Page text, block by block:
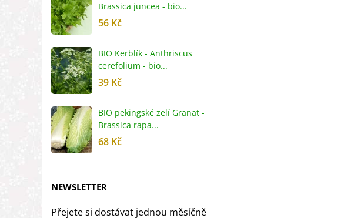
Brassica juncea - bio...
56 Kč
BIO Kerblík - Anthriscus
cerefolium - bio...
39 Kč
BIO pekingské zelí Granat -
Brassica rapa...
68 Kč
NEWSLETTER
Přejete si dostávat jednou měsíčně